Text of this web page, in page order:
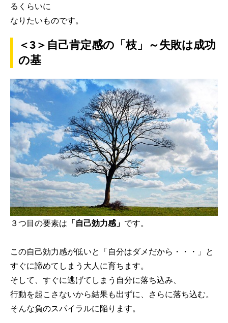
るくらいに
なりたいものです。
＜3＞自己肯定感の「枝」～失敗は成功
の基
３つ目の要素は 「自己効力感」 です。
この自己効力感が低いと「自分はダメだから・・・」と
すぐに諦めてしまう大人に育ちます。
そして、すぐに逃げてしまう自分に落ち込み、
行動を起こさないから結果も出ずに、さらに落ち込む。
そんな負のスパイラルに陥ります。